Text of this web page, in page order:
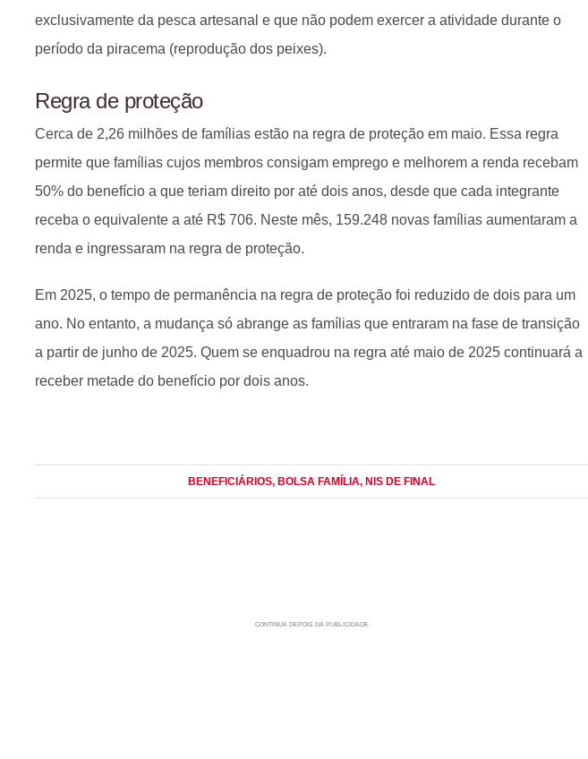
exclusivamente da pesca artesanal e que não podem exercer a atividade durante o
período da piracema (reprodução dos peixes).
Regra de proteção
Cerca de 2,26 milhões de famílias estão na regra de proteção em maio. Essa regra
permite que famílias cujos membros consigam emprego e melhorem a renda recebam
50% do benefício a que teriam direito por até dois anos, desde que cada integrante
receba o equivalente a até R$ 706. Neste mês, 159.248 novas famílias aumentaram a
renda e ingressaram na regra de proteção.
Em 2025, o tempo de permanência na regra de proteção foi reduzido de dois para um
ano. No entanto, a mudança só abrange as famílias que entraram na fase de transição
a partir de junho de 2025. Quem se enquadrou na regra até maio de 2025 continuará a
receber metade do benefício por dois anos.
BENEFICIÁRIOS, BOLSA FAMÍLIA, NIS DE FINAL